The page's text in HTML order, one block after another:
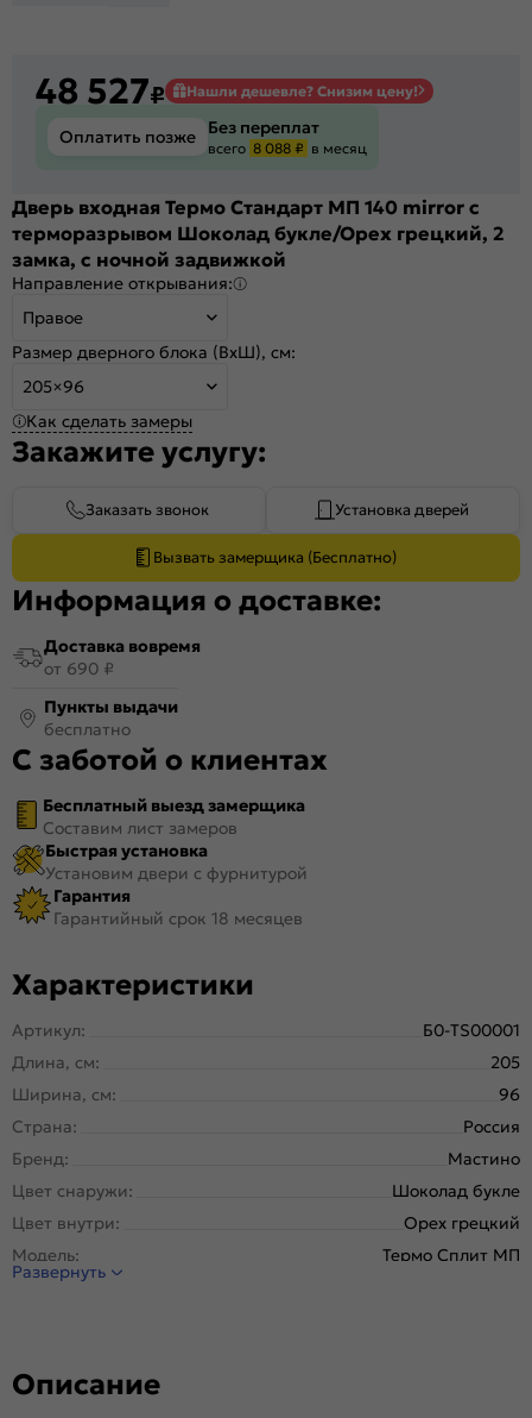
48 527₽ Нашли дешевле? Снизим цену!
Оплатить позже Без переплат
всего 8 088 ₽ в месяц
Дверь входная Термо Стандарт МП 140 mirror с
терморазрывом Шоколад букле/Орех грецкий, 2
замка, с ночной задвижкой
Направление открывания:
Правое
Размер дверного блока (ВхШ), см:
205×96
Как сделать замеры
Закажите услугу:
Заказать звонок Установка дверей
Вызвать замерщика (Бесплатно)
Информация о доставке:
Доставка вовремя
от 690 ₽
Пункты выдачи
бесплатно
С заботой о клиентах
Бесплатный выезд замерщика
Составим лист замеров
Быстрая установка
Установим двери с фурнитурой
Гарантия
Гарантийный срок 18 месяцев
Характеристики
Артикул:
Б0-TS00001
Длина, см:
205
Ширина, см:
96
Страна:
Россия
Бренд:
Мастино
Цвет снаружи:
Шоколад букле
Цвет внутри:
Орех грецкий
Модель:
Термо Сплит МП
Открывание:
Марка
Новолипецкий металлургический завод, завод
Развернуть
Описание